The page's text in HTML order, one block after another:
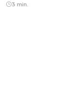
3 min.